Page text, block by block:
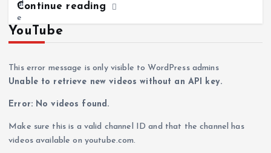
Continue reading
YouTube
This error message is only visible to WordPress admins
Unable to retrieve new videos without an API key.
Error: No videos found.
Make sure this is a valid channel ID and that the channel has
videos available on youtube.com.